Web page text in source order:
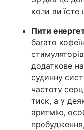
коли ви їсте
Пити
багато
додаткове
судинну
частоту
тиск, а у
аритмію,